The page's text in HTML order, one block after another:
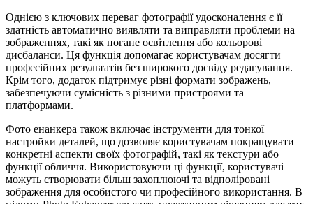
Однією з ключових переваг фотографії удосконалення є її
здатність автоматично виявляти та виправляти проблеми на
зображеннях, такі як погане освітлення або кольорові
дисбаланси. Ця функція допомагає користувачам досягти
професійних результатів без широкого досвіду редагування.
Крім того, додаток підтримує різні формати зображень,
забезпечуючи сумісність з різними пристроями та
платформами.
Фото енанкера також включає інструменти для тонкої
настройки деталей, що дозволяє користувачам покращувати
конкретні аспекти своїх фотографій, такі як текстури або
функції обличчя. Використовуючи ці функції, користувачі
можуть створювати більш захоплюючі та відполіровані
зображення для особистого чи професійного використання. В